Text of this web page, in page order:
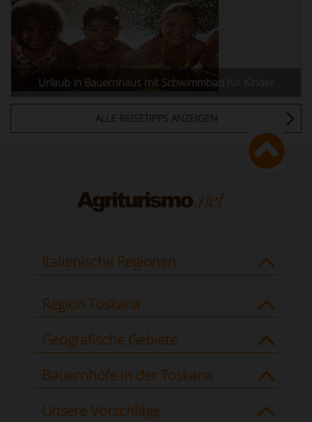
Urlaub in Bauernhaus mit Schwimmbad für Kinder
ALLE REISETIPPS ANZEIGEN
Italienische Regionen
Region Toskana
Geografische Gebiete
Bauernhöfe in der Toskana
Unsere Vorschläge